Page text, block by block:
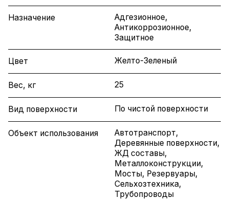
Назначение
Адгезионное,
Антикоррозионное,
Защитное
Цвет Желто-Зеленый
Вес, кг 25
Вид поверхности По чистой поверхности
Объект использования
Автотранспорт,
Деревянные поверхности,
ЖД составы,
Металлоконструкции,
Мосты, Резервуары,
Сельхозтехника,
Трубопроводы